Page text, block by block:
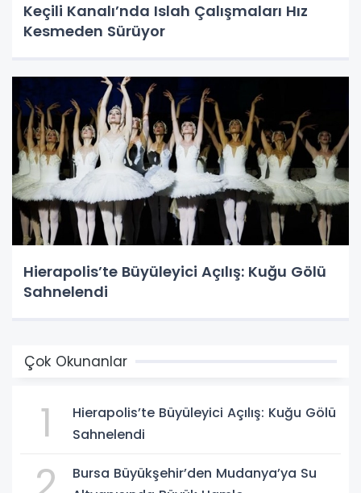
Keçili Kanalı’nda Islah Çalışmaları Hız
Kesmeden Sürüyor
Hierapolis’te Büyüleyici Açılış: Kuğu Gölü
Sahnelendi
Çok Okunanlar
1
Hierapolis’te Büyüleyici Açılış: Kuğu Gölü
Sahnelendi
Bursa Büyükşehir’den Mudanya’ya Su